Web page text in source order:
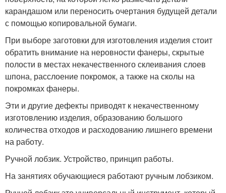
карандашом или переносить очертания будущей детали
с помощью копировальной бумаги.
При выборе заготовки для изготовления изделия стоит
обра­тить внимание на неровности фанеры, скрытые
полости в местах некачественного склеивания слоев
шпона, расслоение покромок, а также на сколы на
покромках фанеры.
Эти и другие дефекты приводят к некачественному
изготовле­нию изделия, образованию большого
количества отходов и рас­ходованию лишнего времени
на работу.
Ручной лобзик. Устройство, принцип работы.
На занятиях обучающиеся работают ручным лобзиком.